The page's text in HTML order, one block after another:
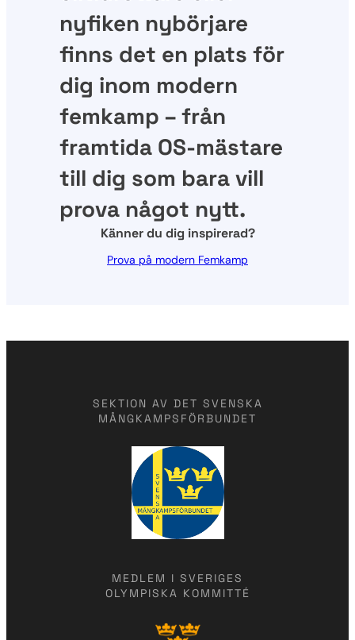
nyfiken nybörjare
finns det en plats för
dig inom modern
femkamp – från
framtida OS-mästare
till dig som bara vill
prova något nytt.
Känner du dig inspirerad?
Prova på modern Femkamp
SEKTION AV DET SVENSKA
MÅNGKAMPSFÖRBUNDET
MEDLEM I SVERIGES
OLYMPISKA KOMMITTÉ